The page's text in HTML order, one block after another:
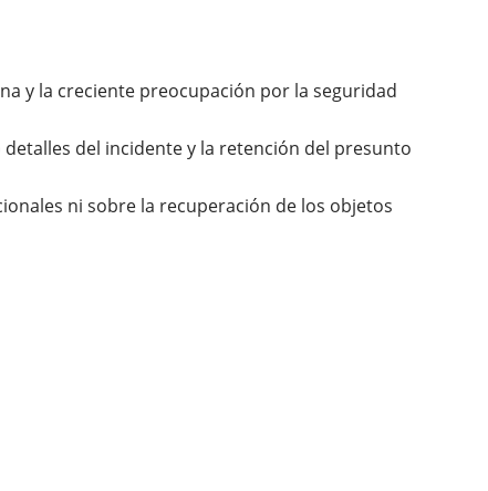
y la creciente preocupación por la seguridad
del incidente y la retención del presunto
ni sobre la recuperación de los objetos